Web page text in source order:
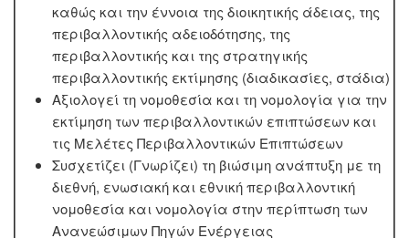
καθώς και την έννοια της διοικητικής άδειας, της
περιβαλλοντικής αδειοδότησης, της
περιβαλλοντικής και της στρατηγικής
περιβαλλοντικής εκτίμησης (διαδικασίες, στάδια)
Αξιολογεί τη νομοθεσία και τη νομολογία για την
εκτίμηση των περιβαλλοντικών επιπτώσεων και
τις Μελέτες Περιβαλλοντικών Επιπτώσεων
Συσχετίζει (Γνωρίζει) τη βιώσιμη ανάπτυξη με τη
διεθνή, ενωσιακή και εθνική περιβαλλοντική
νομοθεσία και νομολογία στην περίπτωση των
Ανανεώσιμων Πηγών Ενέργειας